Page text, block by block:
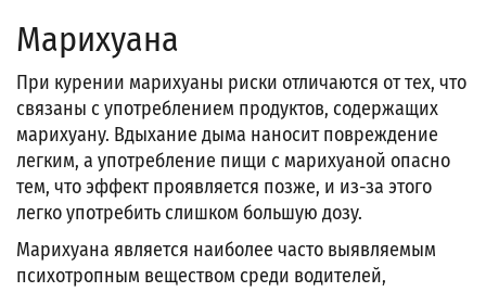
Марихуана
При курении марихуаны риски отличаются от тех, что
связаны с употреблением продуктов, содержащих
марихуану. Вдыхание дыма наносит повреждение
легким, а употребление пищи с марихуаной опасно
тем, что эффект проявляется позже, и из-за этого
легко употребить слишком большую дозу.
Марихуана является наиболее часто выявляемым
психотропным веществом среди водителей,